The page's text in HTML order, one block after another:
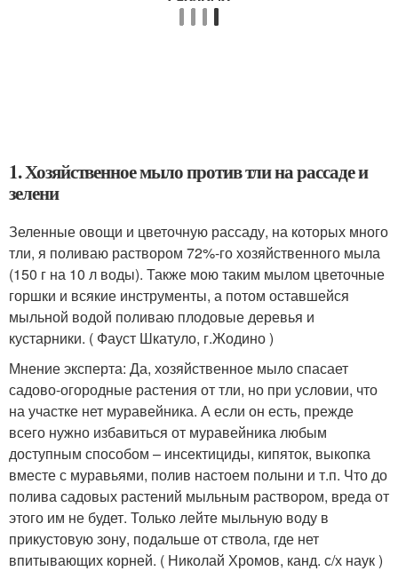
1. Хозяйственное мыло против тли на рассаде и
зелени
Зеленные овощи и цветочную рассаду, на которых много
тли, я поливаю раствором 72%-го хозяйственного мыла
(150 г на 10 л воды). Также мою таким мылом цветочные
горшки и всякие инструменты, а потом оставшейся
мыльной водой поливаю плодовые деревья и
кустарники. ( Фауст Шкатуло, г.Жодино )
Мнение эксперта: Да, хозяйственное мыло спасает
садово-огородные растения от тли, но при условии, что
на участке нет муравейника. А если он есть, прежде
всего нужно избавиться от муравейника любым
доступным способом – инсектициды, кипяток, выкопка
вместе с муравьями, полив настоем полыни и т.п. Что до
полива садовых растений мыльным раствором, вреда от
этого им не будет. Только лейте мыльную воду в
прикустовую зону, подальше от ствола, где нет
впитывающих корней. ( Николай Хромов, канд. с/х наук )